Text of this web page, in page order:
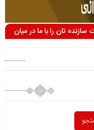
تان را با ما در میان